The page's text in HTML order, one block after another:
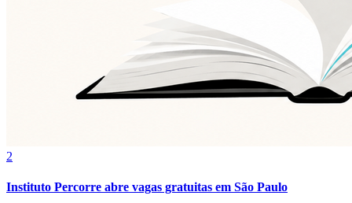
2
Instituto Percorre abre vagas gratuitas em São Paulo